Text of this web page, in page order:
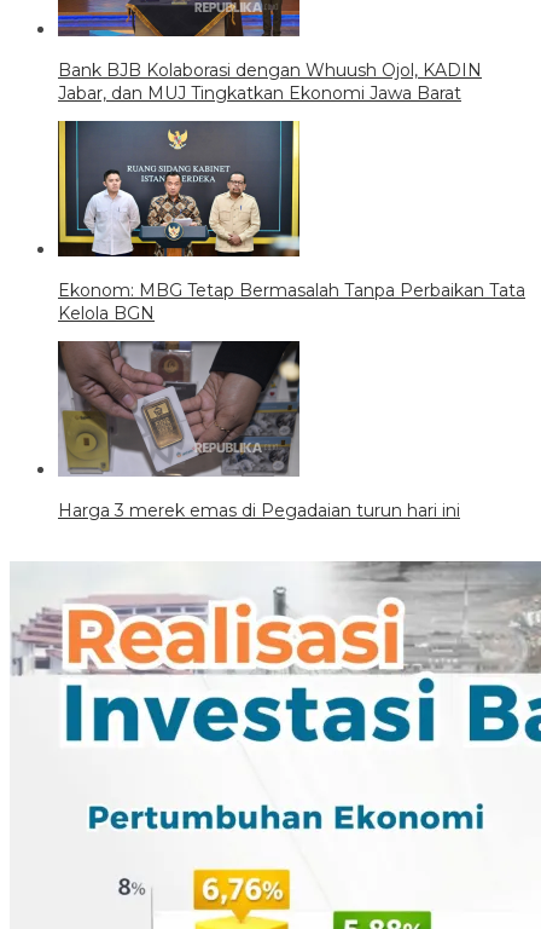
Bank BJB Kolaborasi dengan Whuush Ojol, KADIN
Jabar, dan MUJ Tingkatkan Ekonomi Jawa Barat
Ekonom: MBG Tetap Bermasalah Tanpa Perbaikan Tata
Kelola BGN
Harga 3 merek emas di Pegadaian turun hari ini